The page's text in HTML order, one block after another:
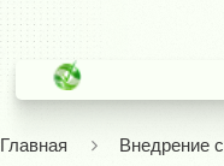
Главная
Внедрение